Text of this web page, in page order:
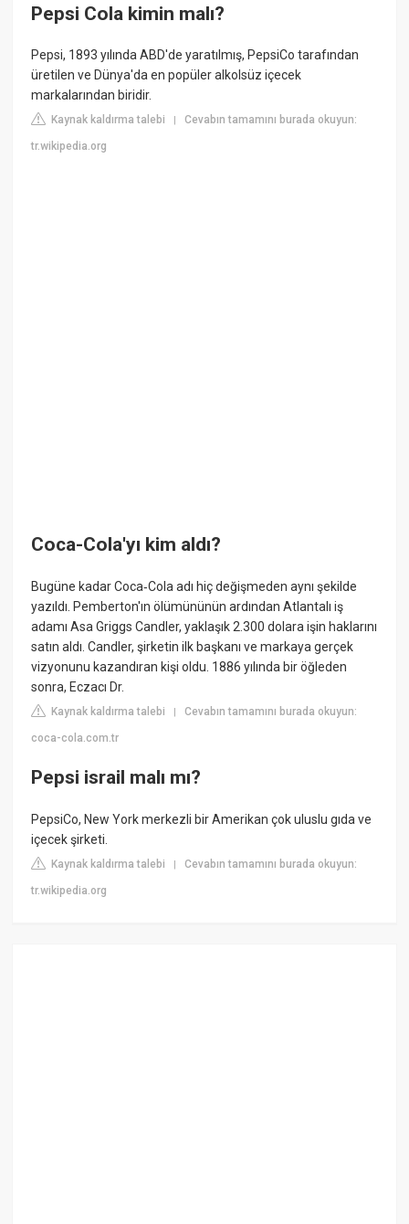
Pepsi Cola kimin malı?
Pepsi, 1893 yılında ABD'de yaratılmış, PepsiCo tarafından
üretilen ve Dünya'da en popüler alkolsüz içecek
markalarından biridir.
Kaynak kaldırma talebi |Cevabın tamamını burada okuyun:
tr.wikipedia.org
Coca-Cola'yı kim aldı?
Bugüne kadar Coca‑Cola adı hiç değişmeden aynı şekilde
yazıldı. Pemberton'ın ölümününün ardından Atlantalı iş
adamı Asa Griggs Candler, yaklaşık 2.300 dolara işin haklarını
satın aldı. Candler, şirketin ilk başkanı ve markaya gerçek
vizyonunu kazandıran kişi oldu. 1886 yılında bir öğleden
sonra, Eczacı Dr.
Kaynak kaldırma talebi |Cevabın tamamını burada okuyun:
coca-cola.com.tr
Pepsi israil malı mı?
PepsiCo, New York merkezli bir Amerikan çok uluslu gıda ve
içecek şirketi.
Kaynak kaldırma talebi |Cevabın tamamını burada okuyun:
tr.wikipedia.org